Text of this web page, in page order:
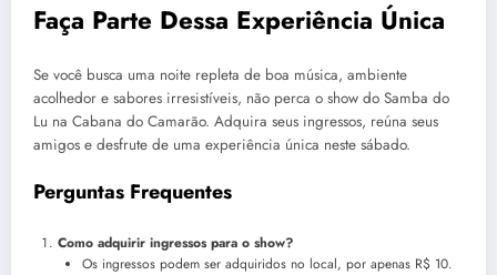
Faça Parte Dessa Experiência Única
Se você busca uma noite repleta de boa música, ambiente
acolhedor e sabores irresistíveis, não perca o show do Samba do
Lu na Cabana do Camarão. Adquira seus ingressos, reúna seus
amigos e desfrute de uma experiência única neste sábado.
Perguntas Frequentes
Como adquirir ingressos para o show?
Os ingressos podem ser adquiridos no local, por apenas R$ 10.